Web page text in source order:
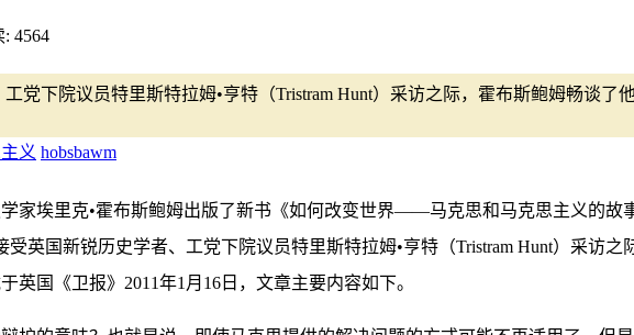
: 4564
党下院议员特里斯特拉姆•亨特（Tristram Hunt）采访之际，霍布斯鲍姆畅谈
义 hobsbawm
家埃里克•霍布斯鲍姆出版了新书《如何改变世界——马克思和马克思主义的故
受英国新锐历史学者、工党下院议员特里斯特拉姆•亨特（Tristram Hunt）采访
英国《卫报》2011年1月16日，文章主要内容如下。